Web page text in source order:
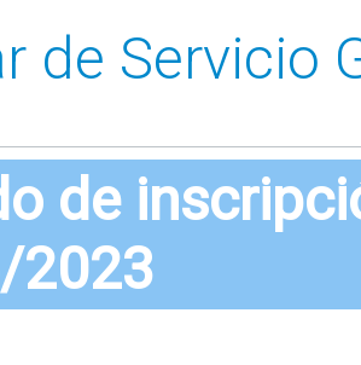
de
2023